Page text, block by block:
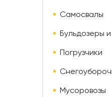
Самосвалы
Бульдозеры
Погрузчики
Мусоровозы